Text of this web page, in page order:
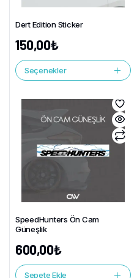
Dert Edition Sticker
150,00₺
Seçenekler
SpeedHunters Ön Cam
Güneşlik
600,00₺
Sepete Ekle